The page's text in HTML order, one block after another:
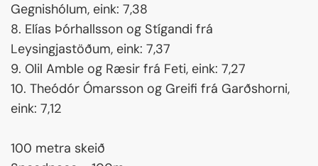
Gegnishólum, eink: 7,38
8. Elías Þórhallsson og Stígandi frá
Leysingjastöðum, eink: 7,37
9. Olil Amble og Ræsir frá Feti, eink: 7,27
10. Theódór Ómarsson og Greifi frá Garðshorni,
eink: 7,12
100 metra skeið